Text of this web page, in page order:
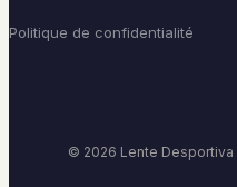
Politique de confidentialité
© 2026 Lente Desportiva